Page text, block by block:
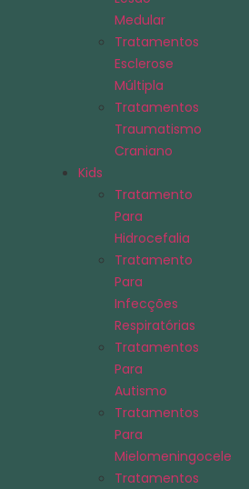
Medular
Tratamentos
Esclerose
Múltipla
Tratamentos
Traumatismo
Craniano
Kids
Tratamento
Para
Hidrocefalia
Tratamento
Para
Infecções
Respiratórias
Tratamentos
Para
Autismo
Tratamentos
Para
Mielomeningocele
Tratamentos